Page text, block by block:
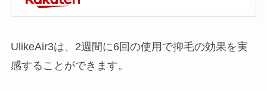
UlikeAir3は、2週間に6回の使用で抑毛の効果を実
感することができます。